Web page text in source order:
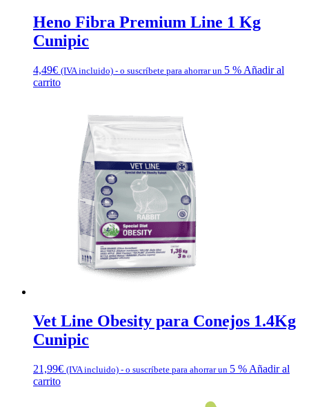
Heno Fibra Premium Line 1 Kg
Cunipic
4,49€ (IVA incluido) - o suscríbete para ahorrar un 5 % Añadir al
carrito
Vet Line Obesity para Conejos 1.4Kg
Cunipic
21,99€ (IVA incluido) - o suscríbete para ahorrar un 5 % Añadir al
carrito